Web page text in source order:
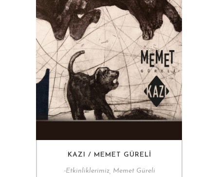
KAZI / MEMET GÜRELI
-Etkinliklerimiz, Memet Güreli